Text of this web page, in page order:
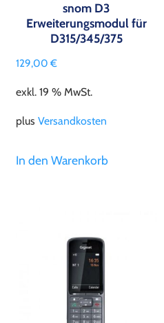
snom D3
Erweiterungsmodul für
D315/345/375
129,00€
exkl. 19 % MwSt.
plus Versandkosten
In den Warenkorb